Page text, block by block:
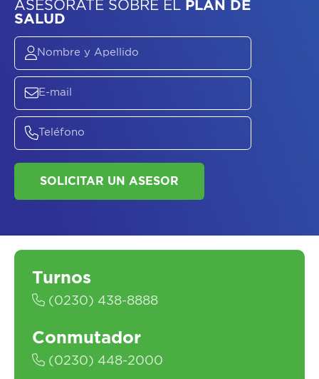
ASESORATE SOBREELPLAN DE
SALUD
Turnos
(0230) 438-8888
Conmutador
(0230) 448-2000